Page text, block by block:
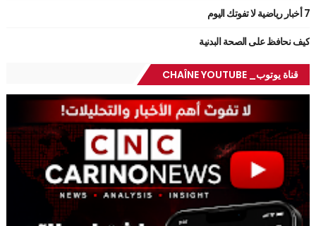
7 أخبار رياضية لا تفوتك اليوم
كيف نحافظ على الصحة البدنية
قناة يوتوب_ CHAÎNE YOUTUBE